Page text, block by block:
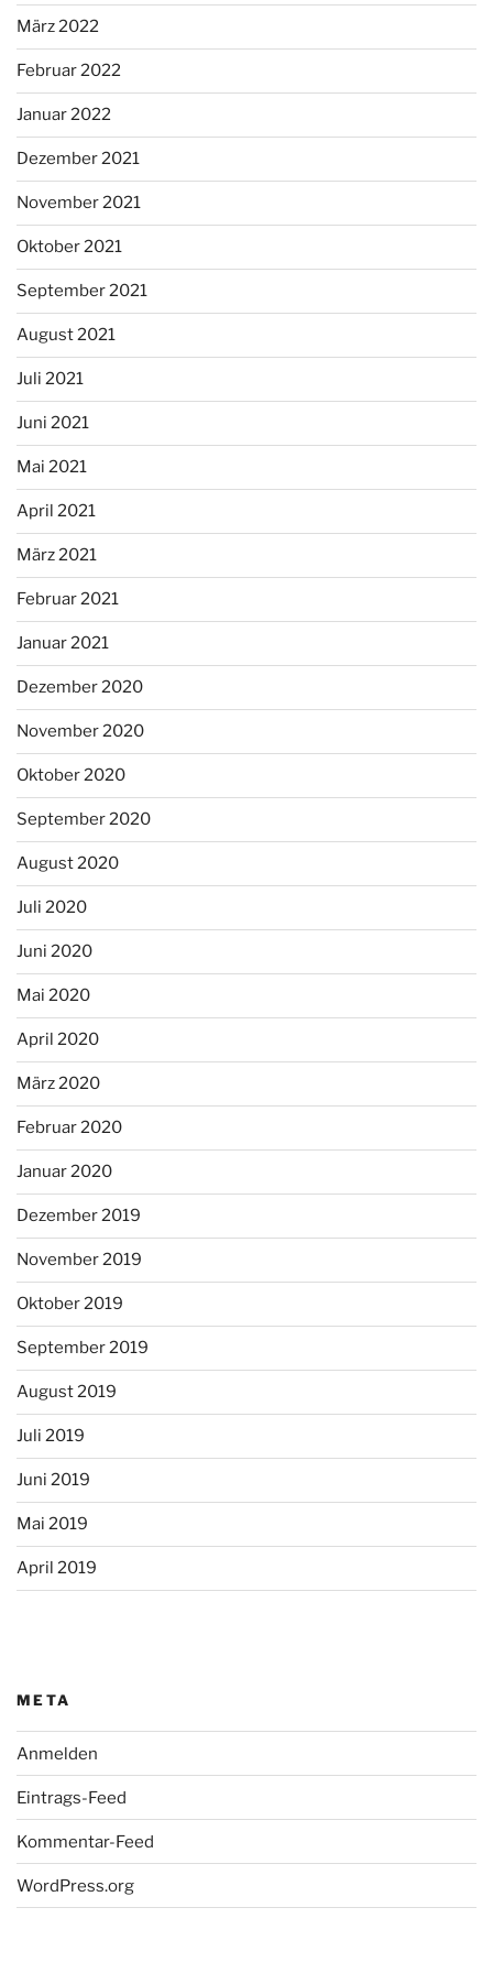
März 2022
Februar 2022
Januar 2022
Dezember 2021
November 2021
Oktober 2021
September 2021
August 2021
Juli 2021
Juni 2021
Mai 2021
April 2021
März 2021
Februar 2021
Januar 2021
Dezember 2020
November 2020
Oktober 2020
September 2020
August 2020
Juli 2020
Juni 2020
Mai 2020
April 2020
März 2020
Februar 2020
Januar 2020
Dezember 2019
November 2019
Oktober 2019
September 2019
August 2019
Juli 2019
Juni 2019
Mai 2019
April 2019
META
Anmelden
Eintrags-Feed
Kommentar-Feed
WordPress.org